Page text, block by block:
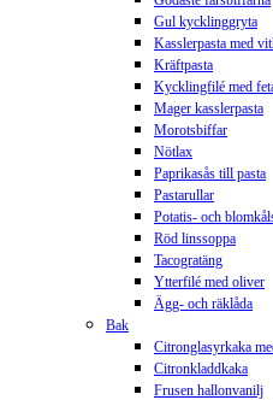
Gul kycklinggryta
Kasslerpasta med
Kräftpasta
Kycklingfilé med
Mager kasslerpasta
Morotsbiffar
Nötlax
Paprikasås till pasta
Pastarullar
Potatis- och
Röd linssoppa
Tacogratäng
Ytterfilé med oliver
Ägg- och räklåda
Bak
Citronglasyrkaka
Citronkladdkaka
Frusen hallonvanilj